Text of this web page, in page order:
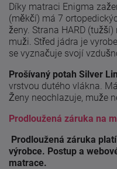
Díky matraci Enigma
(měkčí) má 7
ženy. Strana HARD
muži. Střed jádra je
se vyznačuje svojí
Prošívaný potah Silver
vrstvou dutého vlákna.
Ženy neochlazuje, muže
Prodloužená záruka na
Prodloužená záruka
výrobce. Postup a
matrace.